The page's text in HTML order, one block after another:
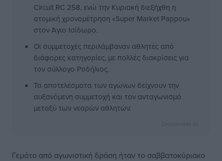
Circuit RC 258, ενώ την Κυριακή διεξήχθη η
ατομική χρονομέτρηση «Super Market Pappou»
στον Άγιο Ισίδωρο.
Οι συμμετοχές περιλάμβαναν αθλητές από
διάφορες κατηγορίες, με πολλές διακρίσεις για
τον σύλλογο Ροδήλιος.
Τα αποτελέσματα των αγώνων δείχνουν την
αυξανόμενη συμμετοχή και τον ανταγωνισμό
μεταξύ των νεαρών αθλητών.
Γεμάτο από αγωνιστική δράση ήταν το σαββατοκύριακο